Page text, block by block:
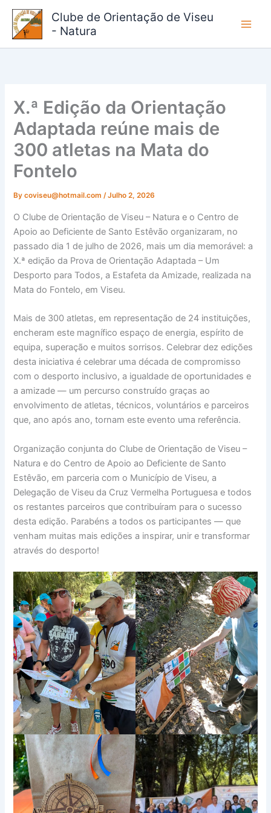
Skip
content
Clube de Orientação de Viseu
- Natura
X.ª Edição da Orientação
Adaptada reúne mais de
300 atletas na Mata do
Fontelo
Bycoviseu@hotmail.com/Julho 2, 2026
O Clube de Orientação de Viseu – Natura e o Centro de
Apoio ao Deficiente de Santo Estêvão organizaram, no
passado dia 1 de julho de 2026, mais um dia memorável: a
X.ª edição da Prova de Orientação Adaptada – Um
Desporto para Todos, a Estafeta da Amizade, realizada na
Mata do Fontelo, em Viseu.
Mais de 300 atletas, em representação de 24 instituições,
encheram este magnífico espaço de energia, espírito de
equipa, superação e muitos sorrisos. Celebrar dez edições
desta iniciativa é celebrar uma década de compromisso
com o desporto inclusivo, a igualdade de oportunidades e
a amizade — um percurso construído graças ao
envolvimento de atletas, técnicos, voluntários e parceiros
que, ano após ano, tornam este evento uma referência.
Organização conjunta do Clube de Orientação de Viseu –
Natura e do Centro de Apoio ao Deficiente de Santo
Estêvão, em parceria com o Município de Viseu, a
Delegação de Viseu da Cruz Vermelha Portuguesa e todos
os restantes parceiros que contribuíram para o sucesso
desta edição. Parabéns a todos os participantes — que
venham muitas mais edições a inspirar, unir e transformar
através do desporto!